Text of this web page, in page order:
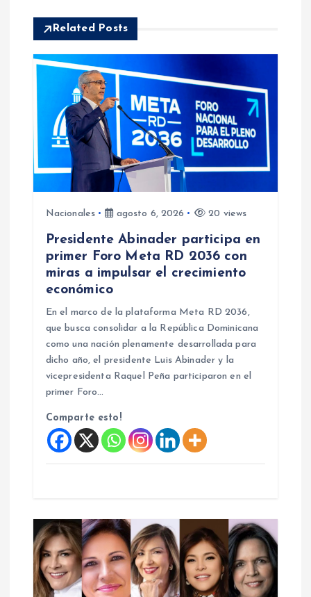
c
ó
n
d
Related Posts
Nacionales agosto 6, 2026 20 views
Presidente Abinader participa en
primer Foro Meta RD 2036 con
miras a impulsar el crecimiento
económico
En el marco de la plataforma Meta RD 2036,
que busca consolidar a la República Dominicana
como una nación plenamente desarrollada para
dicho año, el presidente Luis Abinader y la
vicepresidenta Raquel Peña participaron en el
primer Foro…
Comparte esto!